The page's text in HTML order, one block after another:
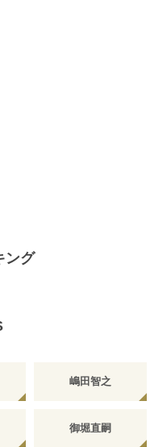
ング
嶋田智之
御堀直嗣